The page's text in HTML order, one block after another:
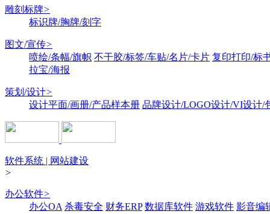
雕刻标牌>
标识牌/胸牌/刻字
图文/宣传>
喷绘/条幅/旗帜 不干胶/标签/车贴/名片/卡片 复印打印/标
拉宝/海报
策划/设计>
设计平面/画册/产品样本册 品牌设计/LOGO设计/VI设计/
软件系统 | 网站建设
>
办公软件>
办公OA 杀毒安全 财务ERP 数据库软件 游戏软件 影音编